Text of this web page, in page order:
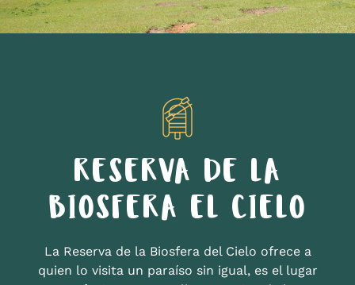
RESERVA DE LA
BIOSFERA EL CIELO
La Reserva de la Biosfera del Cielo ofrece a
quien lo visita un paraíso sin igual, es el lugar